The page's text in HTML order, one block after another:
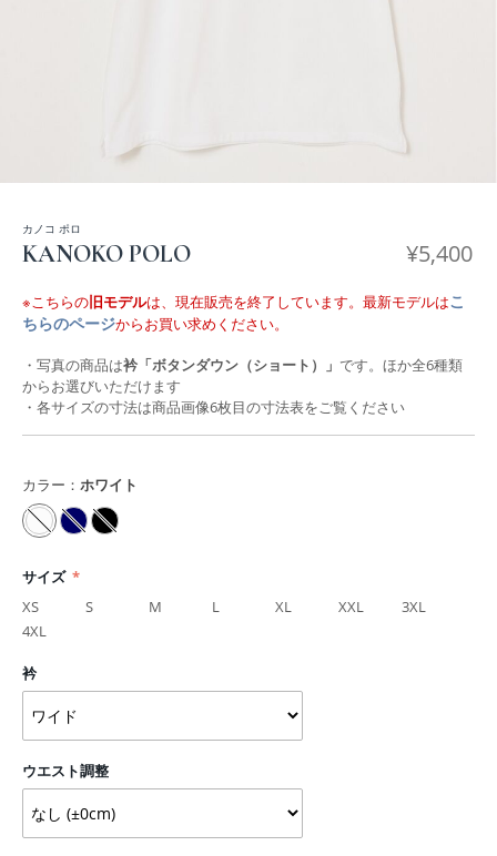
カノコ ポロ
KANOKO POLO ¥5,400
※こちらの旧モデルは、現在販売を終了しています。最新モデルはこ
ちらのページからお買い求めください。
・写真の商品は衿「ボタンダウン（ショート）」 です。ほか全6種類
からお選びいただけます
・各サイズの寸法は商品画像6枚目の寸法表をご覧ください
カラー： ホワイト
サイズ
XS
S M L XL XXL
3XL
4XL
衿
ウエスト調整